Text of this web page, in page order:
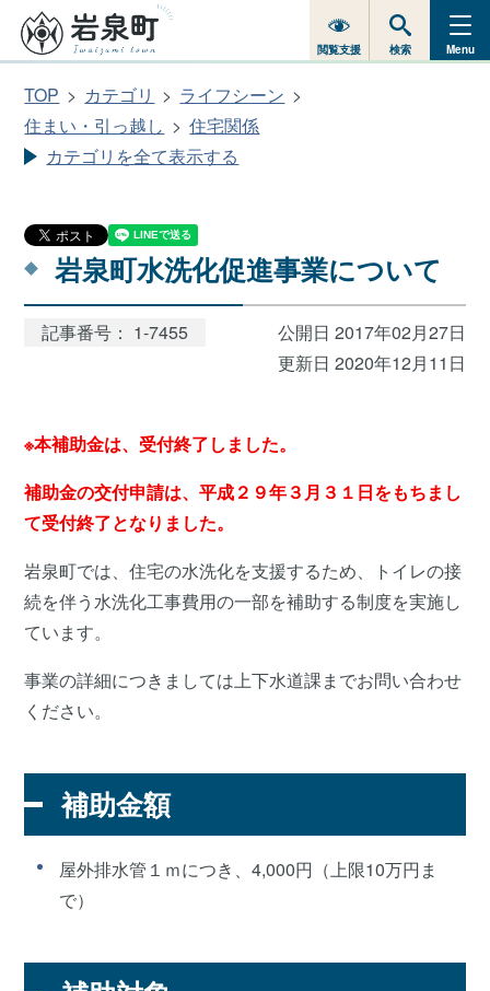
閲覧支援 検索 Menu
TOP カテゴリ
ライフシーン
住まい・引っ越し
住宅関係
カテゴリを全て表示する
岩泉町水洗化促進事業について
記事番号： 1-7455
公開日 2017年02月27日
更新日 2020年12月11日
※本補助金は、受付終了しました。
補助金の交付申請は、平成２９年３月３１日をもちまし
て受付終了となりました。
岩泉町では、住宅の水洗化を支援するため、トイレの接
続を伴う水洗化工事費用の一部を補助する制度を実施し
ています。
事業の詳細につきましては上下水道課までお問い合わせ
ください。
補助金額
屋外排水管１ｍにつき、4,000円（上限10万円ま
で）